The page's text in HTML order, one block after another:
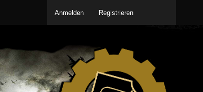
Anmelden Registrieren